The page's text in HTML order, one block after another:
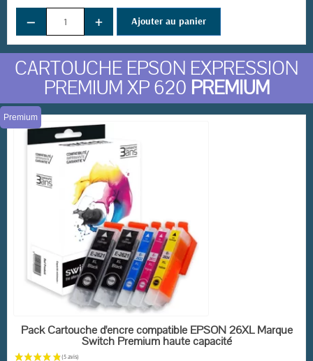
− + Ajouter au panier
CARTOUCHE EPSON EXPRESSION
PREMIUM XP 620 PREMIUM
EN STOCK
Premium
Pack Cartouche d'encre compatible EPSON 26XL Marque
Switch Premium haute capacité